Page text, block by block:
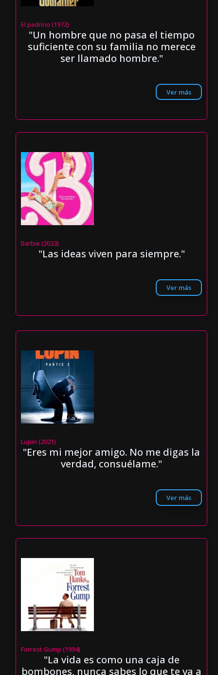
El padrino (1972)
"Un hombre que no pasa el tiempo
suficiente con su familia no merece
ser llamado hombre."
Ver más
Barbie (2023)
"Las ideas viven para siempre."
Ver más
Lupin (2021)
"Eres mi mejor amigo. No me digas la
verdad, consuélame."
Ver más
Forrest Gump (1994)
"La vida es como una caja de
bombones, nunca sabes lo que te va a